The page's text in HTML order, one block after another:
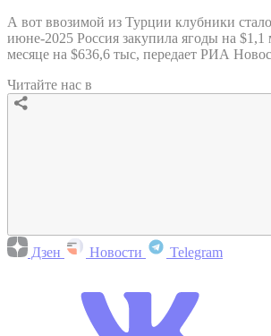
А вот ввозимой из Турции клубники
июне-2025 Россия закупила ягоды на
месяце на $636,6 тыс, передает РИА
Читайте нас в
Дзен Новости Telegram